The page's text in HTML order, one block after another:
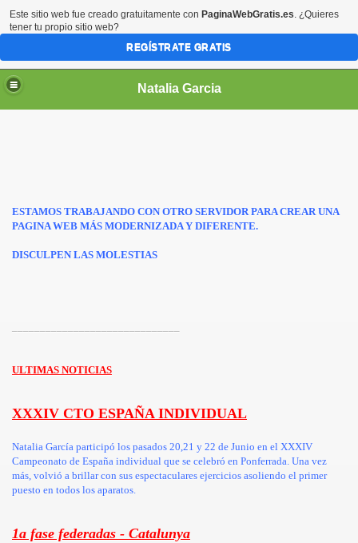
Natalia Garcia
ESTAMOS TRABAJANDO CON OTRO SERVIDOR PARA CREAR UNA
PAGINA WEB MÁS MODERNIZADA Y DIFERENTE.
DISCULPEN LAS MOLESTIAS
ULTIMAS NOTICIAS
XXXIV CTO ESPAÑA INDIVIDUAL
Natalia García participó los pasados 20,21 y 22 de Junio en el XXXIV
Campeonato de España individual que se celebró en Ponferrada. Una vez
más, volvió a brillar con sus espectaculares ejercicios asoliendo el primer
puesto en todos los aparatos.
1a fase federadas - Catalunya
Este sitio web fue creado gratuitamente con PaginaWebGratis.es. ¿Quieres
tener tu propio sitio web?
REGÍSTRATE GRATIS